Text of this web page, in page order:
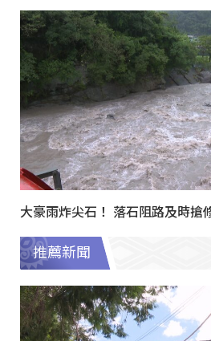
大豪雨炸尖石！ 落石阻路及時搶
推薦新聞